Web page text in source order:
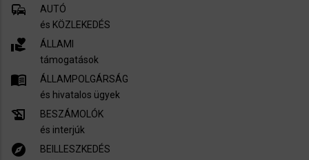
commute
AUTÓ
és KÖZLEKEDÉS
volunteer_activism
ÁLLAMI
támogatások
menu_book
ÁLLAMPOLGÁRSÁG
és hivatalos ügyek
history_edu
BESZÁMOLÓK
és interjúk
explore
BEILLESZKEDÉS